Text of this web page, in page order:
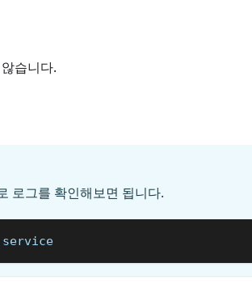
습니다.
로그를 확인해보면 됩니다.